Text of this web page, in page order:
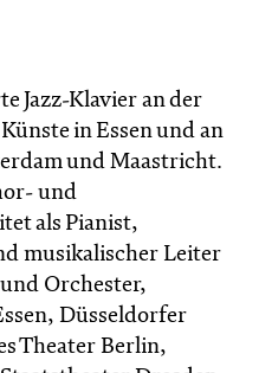
Jazz-Klavier an der
in Essen und an
und Maastricht.
und
als Pianist,
musikalischer Leiter
Orchester,
Düsseldorfer
Theater Berlin,